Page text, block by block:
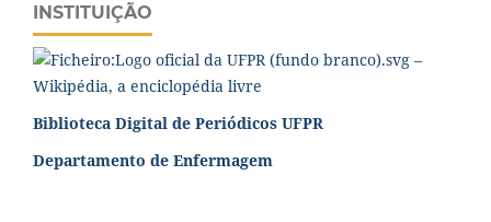
INSTITUIÇÃO
Biblioteca Digital de Periódicos UFPR
Departamento de Enfermagem